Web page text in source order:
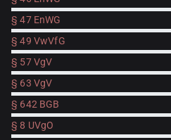
§ 47 EnWG
§ 49 VwVfG
§ 57 VgV
§ 63 VgV
§ 642 BGB
§ 8 UVgO